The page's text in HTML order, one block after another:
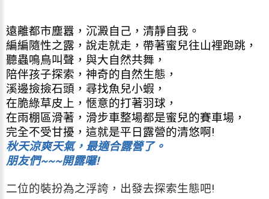
遠離都市塵囂，沉澱自己，清靜自我。
編編隨性之露，說走就走，帶著蜜兒往山裡跑跳，
聽蟲鳴鳥叫聲，與大自然共舞，
陪伴孩子探索，神奇的自然生態，
溪邊撿撿石頭，尋找魚兒小蝦，
在脆綠草皮上，愜意的打著羽球，
在雨棚區滑著，滑步車整場都是蜜兒的賽車場，
完全不受甘擾，這就是平日露營的清悠啊!
秋天涼爽天氣，最適合露營了。
朋友們~~~開露囉!
二位的裝扮為之浮誇，出發去探索生態吧!